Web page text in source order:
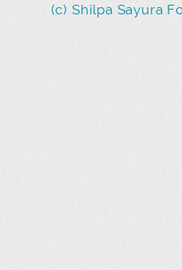
(c) Shilpa Sayura